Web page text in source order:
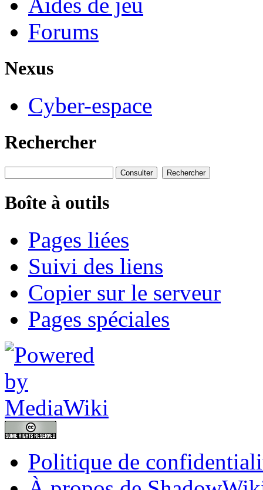
Forums
Nexus
Cyber-espace
Rechercher
Boîte à outils
Pages liées
Suivi des liens
Copier sur le serveur
Pages spéciales
Politique de